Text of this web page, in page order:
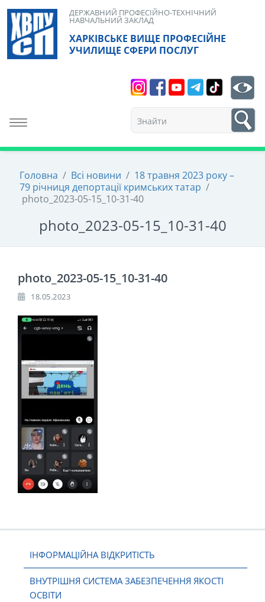
Skip
content
ХАРКІВСЬКЕ ВИЩЕ ПРОФЕСІЙНЕ
УЧИЛИЩЕ СФЕРИ ПОСЛУГ
ДЕРЖАВНИЙ ПРОФЕСІЙНО-ТЕХНІЧНИЙ
НАВЧАЛЬНИЙ ЗАКЛАД
Toggle navigation
1
Головна / Всі новини / 18 травня 2023 року –
79 річниця депортації кримських татар /
photo_2023-05-15_10-31-40
photo_2023-05-15_10-31-40
ІНФОРМАЦІЙНА ВІДКРИТІСТЬ
ВНУТРІШНЯ СИСТЕМА ЗАБЕЗПЕЧЕННЯ ЯКОСТІ
ОСВІТИ
photo_2023-05-15_10-31-40
18.05.2023